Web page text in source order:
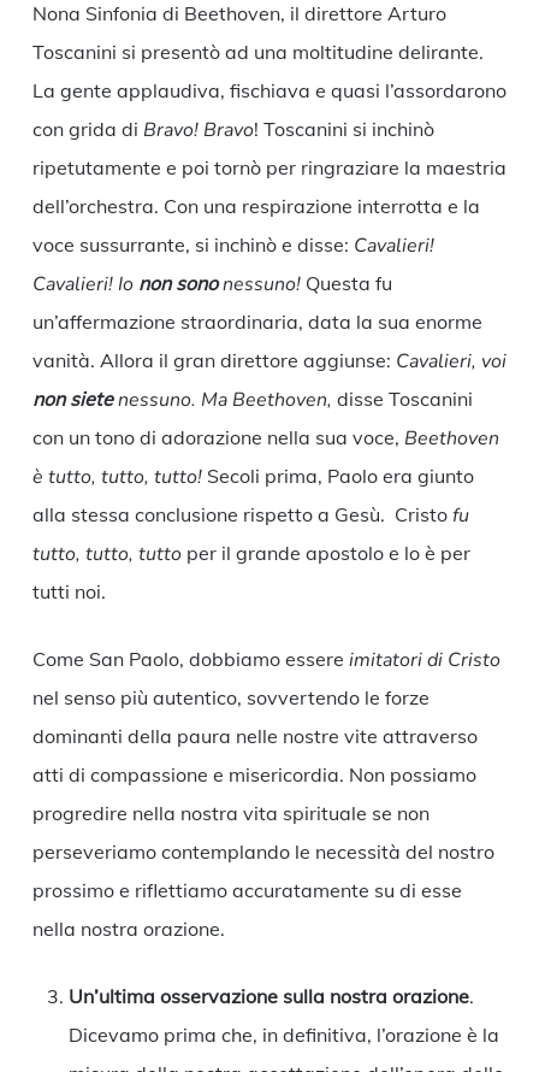
Nona Sinfonia di Beethoven, il direttore Arturo
Toscanini si presentò ad una moltitudine delirante.
La gente applaudiva, fischiava e quasi l’assordarono
con grida di Bravo! Bravo! Toscanini si inchinò
ripetutamente e poi tornò per ringraziare la maestria
dell’orchestra. Con una respirazione interrotta e la
voce sussurrante, si inchinò e disse: Cavalieri!
Cavalieri! Io non sononessuno!Questa fu
un’affermazione straordinaria, data la sua enorme
vanità. Allora il gran direttore aggiunse: Cavalieri, voi
non sietenessuno. Ma Beethoven, disse Toscanini
con un tono di adorazione nella sua voce, Beethoven
è tutto, tutto, tutto!Secoli prima, Paolo era giunto
alla stessa conclusione rispetto a Gesù. Cristo fu
tutto, tutto, tuttoper il grande apostolo e lo è per
tutti noi.
Come San Paolo, dobbiamo essere imitatori di Cristo
nel senso più autentico, sovvertendo le forze
dominanti della paura nelle nostre vite attraverso
atti di compassione e misericordia. Non possiamo
progredire nella nostra vita spirituale se non
perseveriamo contemplando le necessità del nostro
prossimo e riflettiamo accuratamente su di esse
nella nostra orazione.
Un’ultima osservazione sulla nostra orazione.
Dicevamo prima che, in definitiva, l’orazione è la